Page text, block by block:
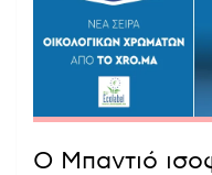
Ο Μπαντιό